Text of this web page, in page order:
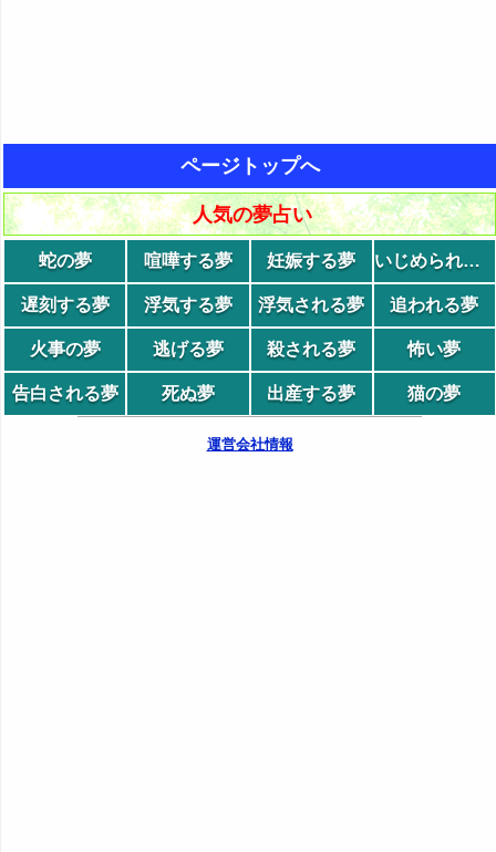
ページトップへ
人気の夢占い
蛇の夢 喧嘩する夢 妊娠する夢 いじめられる夢
遅刻する夢 浮気する夢 浮気される夢 追われる夢
火事の夢 逃げる夢 殺される夢 怖い夢
告白される夢 死ぬ夢 出産する夢 猫の夢
運営会社情報